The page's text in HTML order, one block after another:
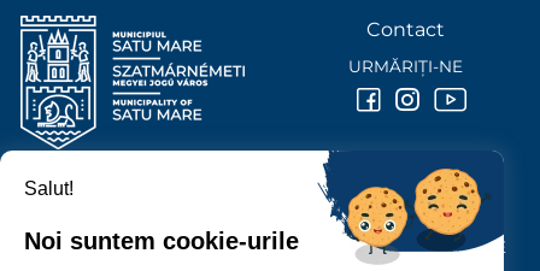
PRIMĂRIA MUNICIPIULUI
P-ȚA 25 OCTOMBRIE, NR. 1 CORP M, 440026 SATU MARE
Contact
URMĂRIȚI-NE
Salut!
Noi suntem cookie-urile